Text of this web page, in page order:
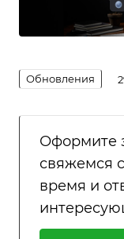
Обновления
Оформите
свяжемся
время и